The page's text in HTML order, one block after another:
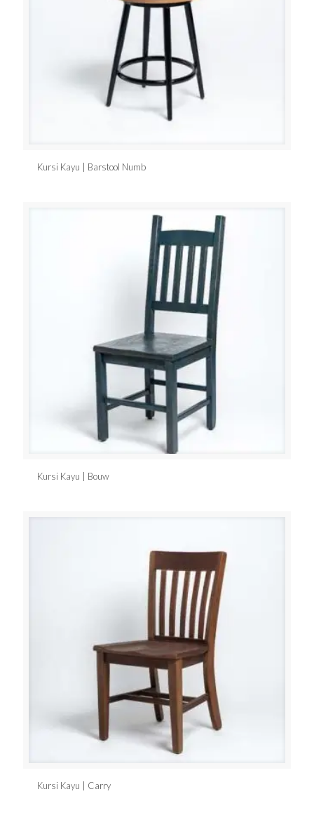
Kursi Kayu | Barstool Numb
Kursi Kayu | Bouw
Kursi Kayu | Carry